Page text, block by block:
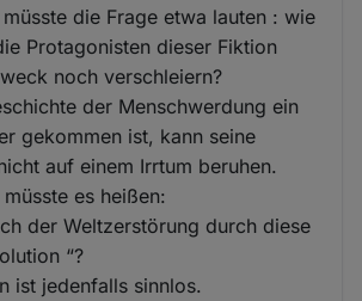
die Frage etwa lauten : wie
Protagonisten dieser Fiktion
noch verschleiern?
der Menschwerdung ein
gekommen ist, kann seine
auf einem Irrtum beruhen.
es heißen:
der Weltzerstörung durch diese
“?
ist jedenfalls sinnlos.